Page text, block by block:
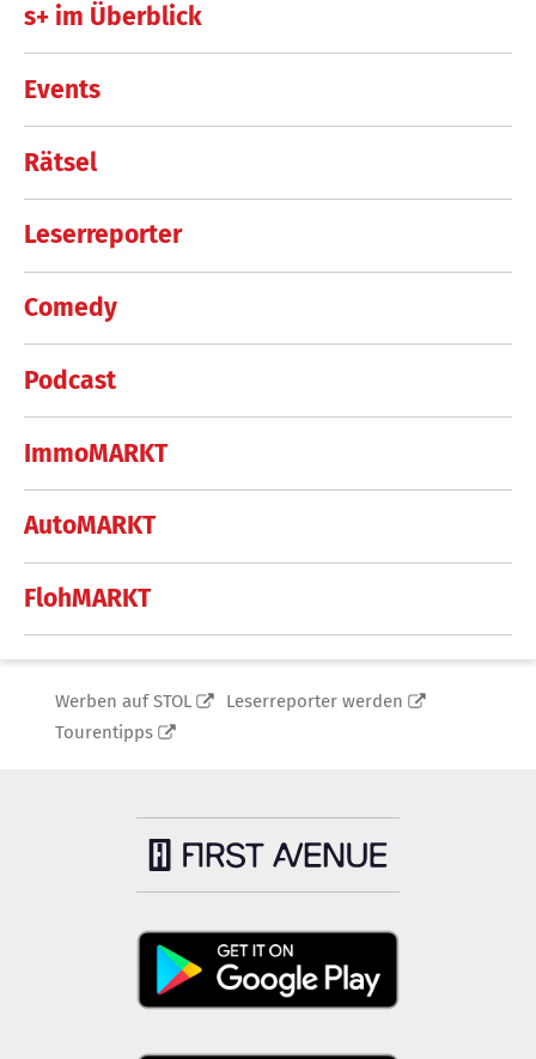
s+ im Überblick
Events
Rätsel
Leserreporter
Comedy
Podcast
ImmoMARKT
AutoMARKT
FlohMARKT
Werben auf STOL
Leserreporter werden
Tourentipps